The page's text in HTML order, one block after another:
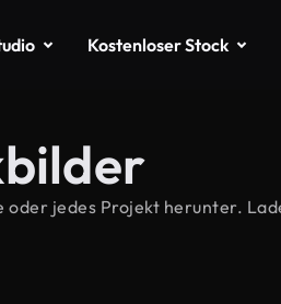
Kostenloser Stock
jedes Projekt herunter.